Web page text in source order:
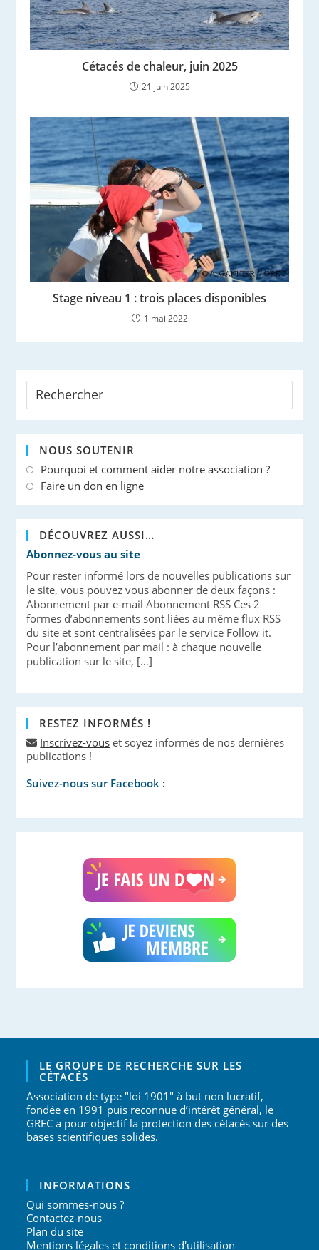
Cétacés de chaleur, juin 2025
21 juin 2025
Stage niveau 1 : trois places disponibles
1 mai 2022
NOUS SOUTENIR
Pourquoi et comment aider notre association ?
Faire un don en ligne
DÉCOUVREZ AUSSI…
Abonnez-vous au site
Pour rester informé lors de nouvelles publications sur
le site, vous pouvez vous abonner de deux façons :
Abonnement par e-mail Abonnement RSS Ces 2
formes d’abonnements sont liées au même flux RSS
du site et sont centralisées par le service Follow it.
Pour l’abonnement par mail : à chaque nouvelle
publication sur le site, […]
RESTEZ INFORMÉS !
Inscrivez-vous et soyez informés de nos dernières
publications !
Suivez-nous sur Facebook :
LE GROUPE DE RECHERCHE SUR LES
CÉTACÉS
Association de type "loi 1901" à but non lucratif,
fondée en 1991 puis reconnue d’intérêt général, le
GREC a pour objectif la protection des cétacés sur des
bases scientifiques solides.
INFORMATIONS
Qui sommes-nous ?
Contactez-nous
Plan du site
Mentions légales et conditions d'utilisation